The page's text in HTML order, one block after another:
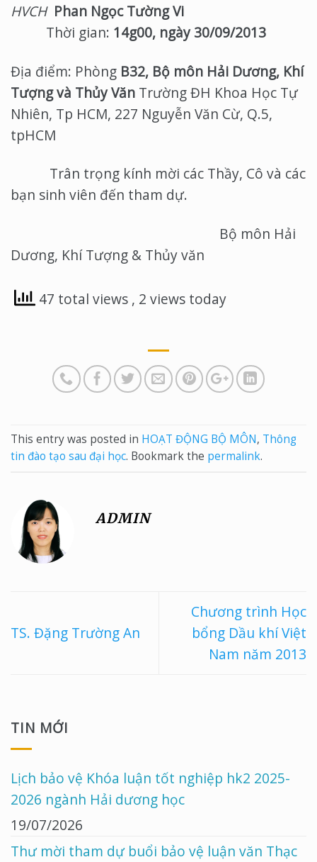
HVCH Phan Ngọc Tường Vi
Thời gian: 14g00, ngày 30/09/2013
Địa điểm: Phòng B32, Bộ môn Hải Dương, Khí
Tượng và Thủy Văn Trường ĐH Khoa Học Tự
Nhiên, Tp HCM, 227 Nguyễn Văn Cừ, Q.5,
tpHCM
Trân trọng kính mời các Thầy, Cô và các
bạn sinh viên đến tham dự.
Bộ môn Hải
Dương, Khí Tượng & Thủy văn
47 total views , 2 views today
This entry was posted in HOẠT ĐỘNG BỘ MÔN, Thông
tin đào tạo sau đại học. Bookmark the permalink.
ADMIN
TS. Đặng Trường An
Chương trình Học
bổng Dầu khí Việt
Nam năm 2013
TIN MỚI
Lịch bảo vệ Khóa luận tốt nghiệp hk2 2025-
2026 ngành Hải dương học
19/07/2026
Thư mời tham dự buổi bảo vệ luận văn Thạc